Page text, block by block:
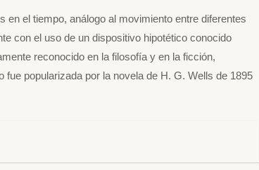
el tiempo, análogo al movimiento entre diferentes
con el uso de un dispositivo hipotético conocido
reconocido en la filosofía y en la ficción,
popularizada por la novela de H. G. Wells de 1895